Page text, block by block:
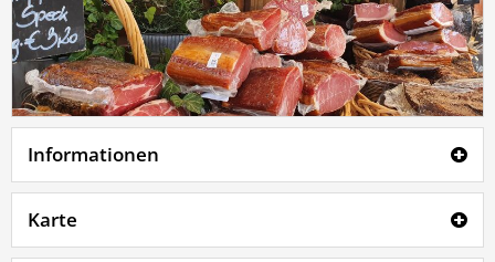
Informationen
Karte